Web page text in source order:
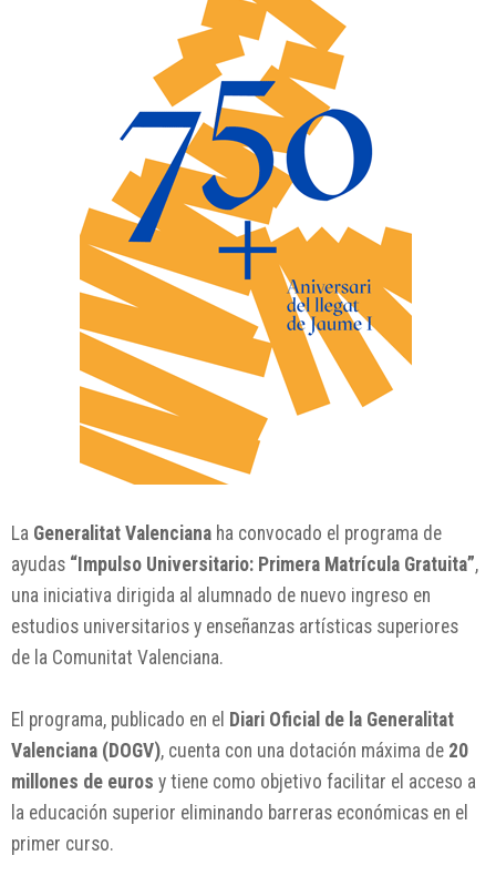
La Generalitat Valenciana ha convocado el programa de
ayudas “Impulso Universitario: Primera Matrícula Gratuita”,
una iniciativa dirigida al alumnado de nuevo ingreso en
estudios universitarios y enseñanzas artísticas superiores
de la Comunitat Valenciana.
El programa, publicado en el Diari Oficial de la Generalitat
Valenciana (DOGV), cuenta con una dotación máxima de 20
millones de euros y tiene como objetivo facilitar el acceso a
la educación superior eliminando barreras económicas en el
primer curso.